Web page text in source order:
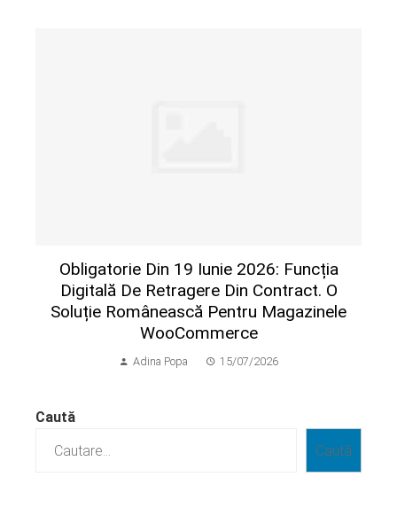
Obligatorie Din 19 Iunie 2026: Funcția
Digitală De Retragere Din Contract. O
Soluție Românească Pentru Magazinele
WooCommerce
Adina Popa 15/07/2026
Caută
Caută